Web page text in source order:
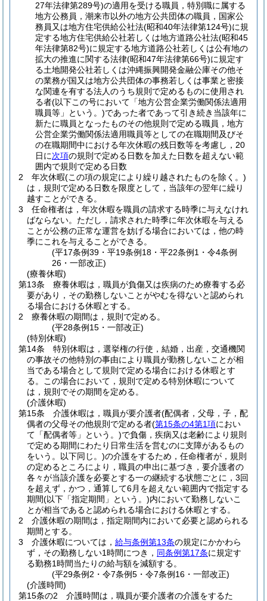
27年法律第289号)の適用を受ける職員，特別職に属する
地方公務員，潮来市以外の地方公共団体の職員，国家公
務員又は地方住宅供給公社法(昭和40年法律第124号)に規
定する地方住宅供給公社若しくは地方道路公社法(昭和45
年法律第82号)に規定する地方道路公社若しくは公有地の
拡大の推進に関する法律(昭和47年法律第66号)に規定す
る土地開発公社若しくは沖縄振興開発金融公庫その他そ
の業務が国又は地方公共団体の事務若しくは事業と密接
な関連を有する法人のうち規則で定めるものに使用され
る者(以下この号において「地方公営企業労働関係法適用
職員等」という。)であった者であって引き続き当該年に
新たに職員となったものその他規則で定める職員，地方
公営企業労働関係法適用職員等としての在職期間及びそ
の在職期間中における年次休暇の残日数等を考慮し，20
日に次項の規則で定める日数を加えた日数を超えない範
囲内で規則で定める日数
2
年次休暇(この項の規定により繰り越されたものを除く。)
は，規則で定める日数を限度として，当該年の翌年に繰り
越すことができる。
3
任命権者は，年次休暇を職員の請求する時季に与えなけれ
ばならない。 ただし，請求された時季に年次休暇を与える
ことが公務の正常な運営を妨げる場合においては，他の時
季にこれを与えることができる。
(平17条例39・平19条例18・平22条例1・令4条例
26・一部改正)
(療養休暇)
第13条
療養休暇は，職員が負傷又は疾病のため療養する必
要があり，その勤務しないことがやむを得ないと認められ
る場合における休暇とする。
2
療養休暇の期間は，規則で定める。
(平28条例15・一部改正)
(特別休暇)
第14条
特別休暇は，選挙権の行使，結婚，出産，交通機関
の事故その他特別の事由により職員が勤務しないことが相
当である場合として規則で定める場合における休暇とす
る。
この場合において，規則で定める特別休暇について
は，規則でその期間を定める。
(介護休暇)
第15条
介護休暇は，職員が要介護者(配偶者，父母，子，配
偶者の父母その他規則で定める者(第15条の4第1項におい
て「配偶者等」という。)で負傷，疾病又は老齢により規則
で定める期間にわたり日常生活を営むのに支障があるもの
をいう。以下同じ。)の介護をするため，任命権者が，規則
の定めるところにより，職員の申出に基づき，要介護者の
各々が当該介護を必要とする一の継続する状態ごとに，3回
を超えず，かつ，通算して6月を超えない範囲内で指定する
期間(以下「指定期間」という。)内において勤務しないこ
とが相当であると認められる場合における休暇とする。
2
介護休暇の期間は，指定期間内において必要と認められる
期間とする。
3
介護休暇については， 給与条例第13条の規定にかかわら
ず，その勤務しない1時間につき， 同条例第17条に規定す
る勤務1時間当たりの給与額を減額する。
(平29条例2・令7条例5・令7条例16・一部改正)
(介護時間)
第15条の2
介護時間は，職員が要介護者の介護をするた